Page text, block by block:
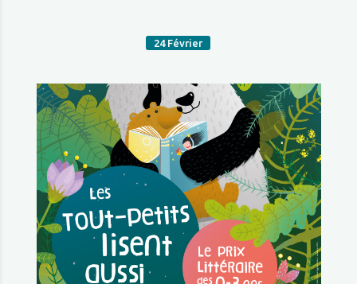
24 Février